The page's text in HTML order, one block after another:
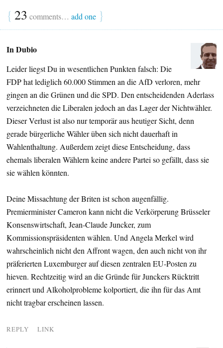
{ 23 comments… add one }
In Dubio
Leider liegst Du in wesentlichen Punkten falsch: Die
FDP hat lediglich 60.000 Stimmen an die AfD verloren, mehr
gingen an die Grünen und die SPD. Den entscheidenden Aderlass
verzeichneten die Liberalen jedoch an das Lager der Nichtwähler.
Dieser Verlust ist also nur temporär aus heutiger Sicht, denn
gerade bürgerliche Wähler üben sich nicht dauerhaft in
Wahlenthaltung. Außerdem zeigt diese Entscheidung, dass
ehemals liberalen Wählern keine andere Partei so gefällt, dass sie
sie wählen könnten.
Deine Missachtung der Briten ist schon augenfällig.
Premierminister Cameron kann nicht die Verkörperung Brüsseler
Konsenswirtschaft, Jean-Claude Juncker, zum
Kommissionspräsidenten wählen. Und Angela Merkel wird
wahrscheinlich nicht den Affront wagen, den auch nicht von ihr
präferierten Luxemburger auf diesen zentralen EU-Posten zu
hieven. Rechtzeitig wird an die Gründe für Junckers Rücktritt
erinnert und Alkoholprobleme kolportiert, die ihn für das Amt
nicht tragbar erscheinen lassen.
REPLY LINK